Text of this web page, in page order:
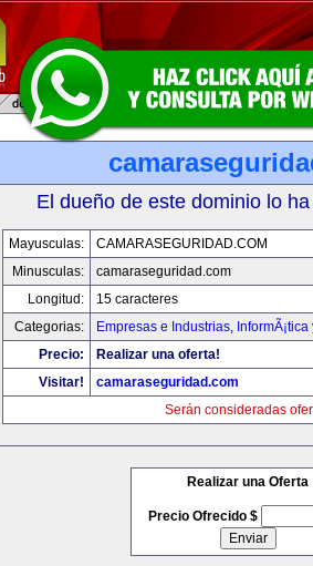
El dueño de este dominio lo
Mayusculas:
CAMARASEGURIDAD.COM
Minusculas:
camaraseguridad.com
Longitud:
15 caracteres
Categorias:
Empresas e Industrias,
Precio:
Realizar una oferta!
Visitar!
camaraseguridad.com
Serán consideradas
Realizar una Oferta
Precio Ofrecido $